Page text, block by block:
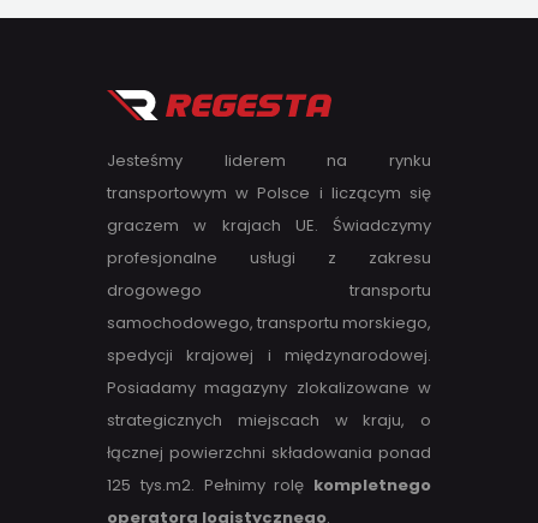
Jesteśmy liderem na rynku
transportowym w Polsce i liczącym się
graczem w krajach UE. Świadczymy
profesjonalne usługi z zakresu
drogowego transportu
samochodowego, transportu morskiego,
spedycji krajowej i międzynarodowej.
Posiadamy magazyny zlokalizowane w
strategicznych miejscach w kraju, o
łącznej powierzchni składowania ponad
125 tys.m2. Pełnimy rolę kompletnego
operatora logistycznego.